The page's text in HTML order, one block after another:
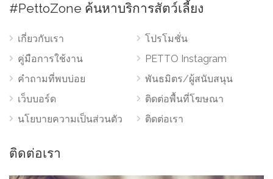
#PettoZone ค้นหาบริการสัตว์เลี้ยง
เกี่ยวกับเรา
คู่มือการใช้งาน
คำถามที่พบบ่อย
เว็บบอร์ด
นโยบายความเป็นส่วนตัว
โปรโมชั่น
PETTO Instagram
พันธมิตร/ผู้สนับสนุน
ติดต่อพื้นที่โฆษณา
ติดต่อเรา
ติดต่อเรา